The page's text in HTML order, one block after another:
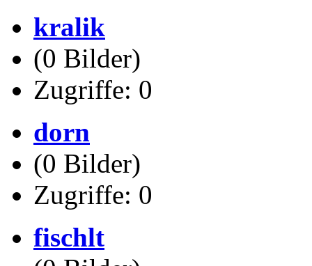
kralik
(0 Bilder)
Zugriffe: 0
dorn
(0 Bilder)
Zugriffe: 0
fischlt